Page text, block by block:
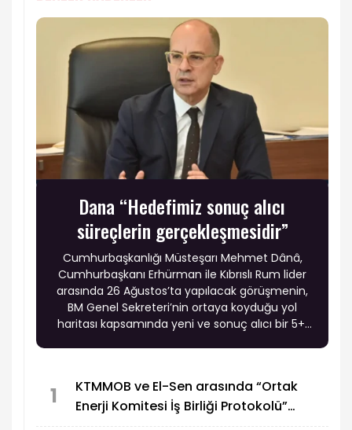
Dana “Hedefimiz sonuç alıcı
süreçlerin gerçekleşmesidir”
Cumhurbaşkanlığı Müsteşarı Mehmet Dânâ,
Cumhurbaşkanı Erhürman ile Kıbrıslı Rum lider
arasında 26 Ağustos’ta yapılacak görüşmenin,
BM Genel Sekreteri’nin ortaya koyduğu yol
haritası kapsamında yeni ve sonuç alıcı bir 5+1
1
KTMMOB ve El-Sen arasında “Ortak
Enerji Komitesi İş Birliği Protokolü”